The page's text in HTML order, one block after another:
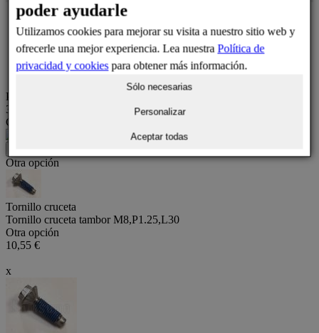
Precio
3,81 €
Cantidad
Otra opción
Tornillo cruceta
Tornillo cruceta tambor M8,P1.25,L30
Otra opción
10,55 €
x
poder ayudarle
Utilizamos cookies para mejorar su visita a nuestro sitio web y
ofrecerle una mejor experiencia. Lea nuestra Política de
privacidad y cookiespara obtener más información.
Sólo necesarias
Personalizar
Aceptar todas